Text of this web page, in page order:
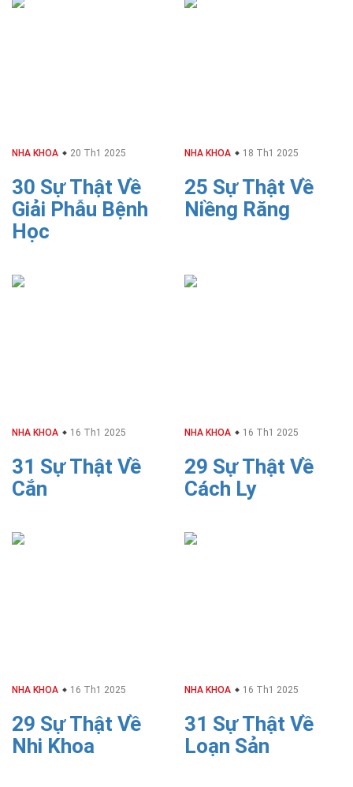
NHA KHOA 20 Th1 2025
30 Sự Thật Về
Giải Phẫu Bệnh
Học
NHA KHOA 18 Th1 2025
25 Sự Thật Về
Niềng Răng
NHA KHOA 16 Th1 2025
31 Sự Thật Về
Cắn
NHA KHOA 16 Th1 2025
29 Sự Thật Về
Cách Ly
NHA KHOA 16 Th1 2025
29 Sự Thật Về
Nhi Khoa
NHA KHOA 16 Th1 2025
31 Sự Thật Về
Loạn Sản